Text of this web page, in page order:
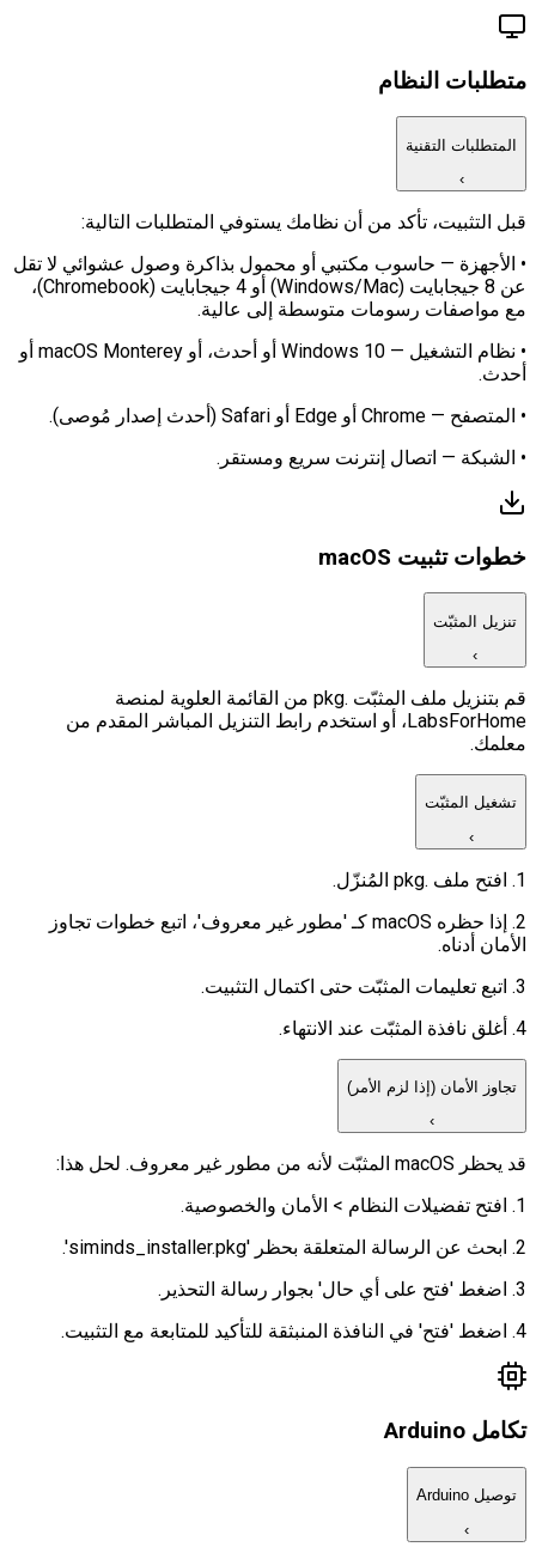
متطلبات النظام
المتطلبات التقنية
›
قبل التثبيت، تأكد من أن نظامك يستوفي المتطلبات التالية:
• الأجهزة — حاسوب مكتبي أو محمول بذاكرة وصول عشوائي لا تقل
عن 8 جيجابايت (Windows/Mac) أو 4 جيجابايت (Chromebook)،
مع مواصفات رسومات متوسطة إلى عالية.
• نظام التشغيل — Windows 10 أو أحدث، أو macOS Monterey أو
أحدث.
• المتصفح — Chrome أو Edge أو Safari (أحدث إصدار مُوصى).
• الشبكة — اتصال إنترنت سريع ومستقر.
خطوات تثبيت macOS
تنزيل المثبّت
›
قم بتنزيل ملف المثبّت .pkg من القائمة العلوية لمنصة
LabsForHome، أو استخدم رابط التنزيل المباشر المقدم من
معلمك.
تشغيل المثبّت
›
1. افتح ملف .pkg المُنزّل.
2. إذا حظره macOS كـ 'مطور غير معروف'، اتبع خطوات تجاوز
الأمان أدناه.
3. اتبع تعليمات المثبّت حتى اكتمال التثبيت.
4. أغلق نافذة المثبّت عند الانتهاء.
تجاوز الأمان (إذا لزم الأمر)
›
قد يحظر macOS المثبّت لأنه من مطور غير معروف. لحل هذا:
1. افتح تفضيلات النظام > الأمان والخصوصية.
2. ابحث عن الرسالة المتعلقة بحظر 'siminds_installer.pkg'.
3. اضغط 'فتح على أي حال' بجوار رسالة التحذير.
4. اضغط 'فتح' في النافذة المنبثقة للتأكيد للمتابعة مع التثبيت.
تكامل Arduino
توصيل Arduino
›